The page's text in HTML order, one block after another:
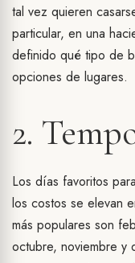
tal vez quieren
particular, en una
definido qué tipo de
opciones de lugares.
2.
Los días favoritos
los costos se elevan
más populares son
octubre, noviembre